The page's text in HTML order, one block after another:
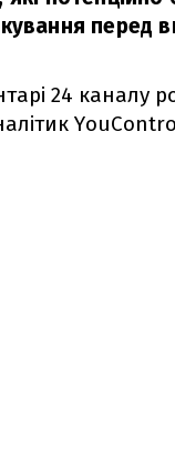
перед
24 каналу